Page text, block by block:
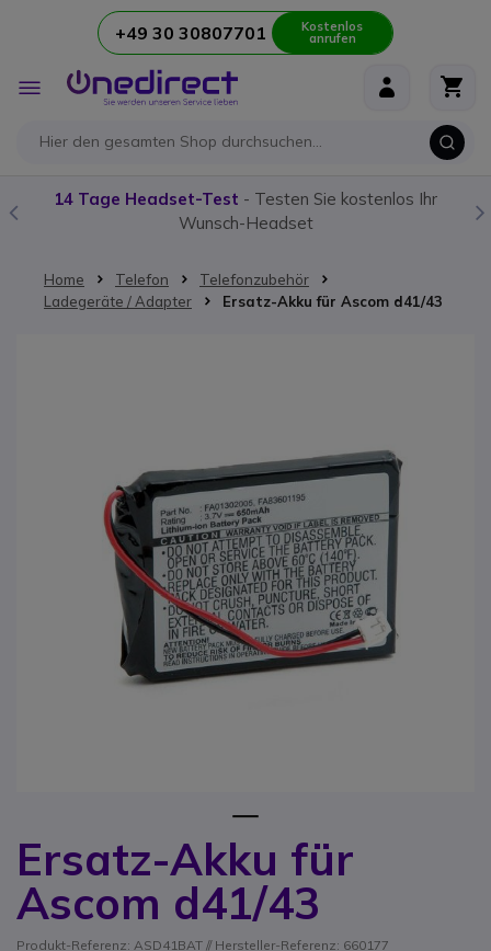
Zum Inhalt springen+49 30 30807701 Kostenlos
anrufen
Navigation
umschalten
14 Tage Headset-Test - Testen Sie kostenlos Ihr
Wunsch-Headset
Home Telefon
Telefonzubehör
Ladegeräte / Adapter
Ersatz-Akku für Ascom d41/43
Ersatz-Akku für
Ascom d41/43
Produkt-Referenz: ASD41BAT // Hersteller-Referenz: 660177
Zum Anfang der Bildgalerie springen